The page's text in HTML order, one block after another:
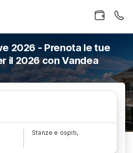
2026 - Prenota le tue
il 2026 con Vandea
Stanze e ospiti,